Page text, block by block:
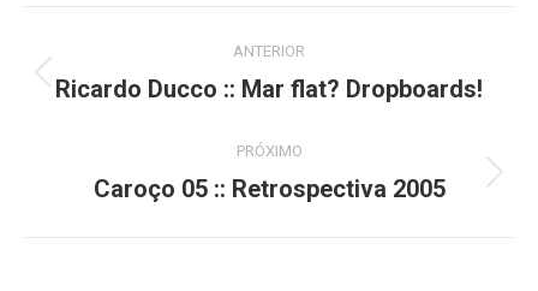
de
ANTERIOR
Post
Ricardo Ducco :: Mar flat? Dropboards!
PRÓXIMO
Próximo
Caroço 05 :: Retrospectiva 2005